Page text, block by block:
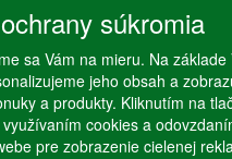
rýb
rastlín
súkromia
sa Vám na mieru. Na
jeho obsah a
a produkty. Kliknutím na
cookies a
pre zobrazenie cielenej